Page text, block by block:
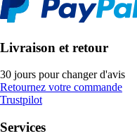
Livraison et retour
30 jours pour changer d'avis
Retournez votre commande
Trustpilot
Services